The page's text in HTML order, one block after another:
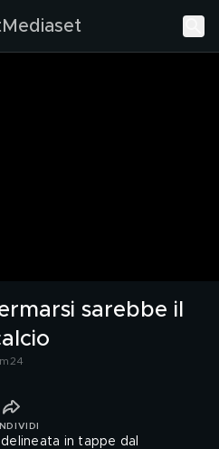
sarebbe il
in tappe dal